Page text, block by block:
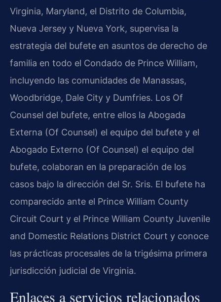
Virginia, Maryland, el Distrito de Columbia,
Nueva Jersey y Nueva York, supervisa la
estrategia del bufete en asuntos de derecho de
familia en todo el Condado de Prince William,
incluyendo las comunidades de Manassas,
Woodbridge, Dale City y Dumfries. Los Of
Counsel del bufete, entre ellos la Abogada
Externa (Of Counsel) el equipo del bufete y el
Abogado Externo (Of Counsel) el equipo del
bufete, colaboran en la preparación de los
casos bajo la dirección del Sr. Sris. El bufete ha
comparecido ante el Prince William County
Circuit Court y el Prince William County Juvenile
and Domestic Relations District Court y conoce
las prácticas procesales de la trigésima primera
jurisdicción judicial de Virginia.
Enlaces a servicios relacionados